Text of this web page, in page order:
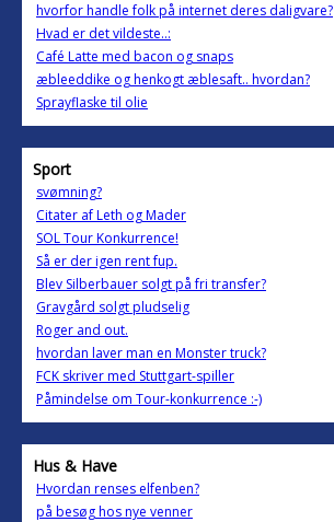
hvorfor handle folk på internet deres daligvare?
Hvad er det vildeste..:
Café Latte med bacon og snaps
æbleeddike og henkogt æblesaft.. hvordan?
Sprayflaske til olie
Sport
svømning?
Citater af Leth og Mader
SOL Tour Konkurrence!
Så er der igen rent fup.
Blev Silberbauer solgt på fri transfer?
Gravgård solgt pludselig
Roger and out.
hvordan laver man en Monster truck?
FCK skriver med Stuttgart-spiller
Påmindelse om Tour-konkurrence :-)
Hus & Have
Hvordan renses elfenben?
på besøg hos nye venner